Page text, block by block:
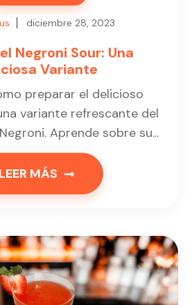
diciembre 28, 2023
Negroni Sour: Una
Variante
preparar el delicioso
variante refrescante del
Aprende sobre su...
LEER MÁS